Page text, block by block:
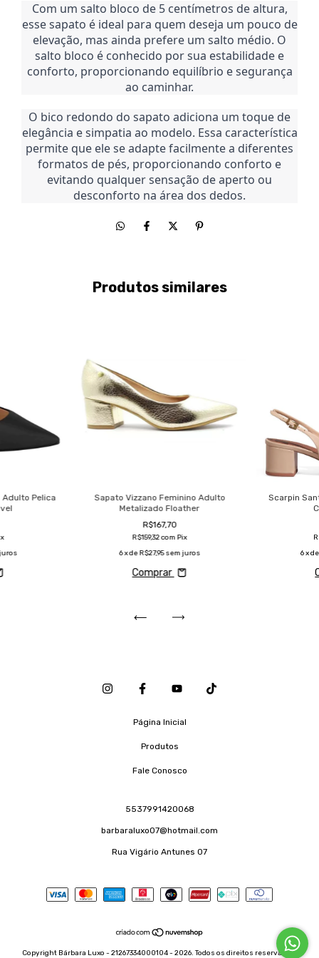
Com um salto bloco de 5 centímetros de altura,
esse sapato é ideal para quem deseja um pouco de
elevação, mas ainda prefere um salto médio. O
salto bloco é conhecido por sua estabilidade e
conforto, proporcionando equilíbrio e segurança
ao caminhar.
O bico redondo do sapato adiciona um toque de
elegância e simpatia ao modelo. Essa característica
permite que ele se adapte facilmente a diferentes
formatos de pés, proporcionando conforto e
evitando qualquer sensação de aperto ou
desconforto na área dos dedos.
Produtos similares
Adulto Pelica
Sapato Vizzano Feminino Adulto
Metalizado Floather
R$167,70
R$159,32com Pix
6x de R$27,95 sem juros
Comprar
Scarpin
6x
Página Inicial
Produtos
Fale Conosco
5537991420068
barbaraluxo07@hotmail.com
Rua Vigário Antunes 07
Copyright Bárbara Luxo - 21267334000104 - 2026. Todos os direitos reservados.